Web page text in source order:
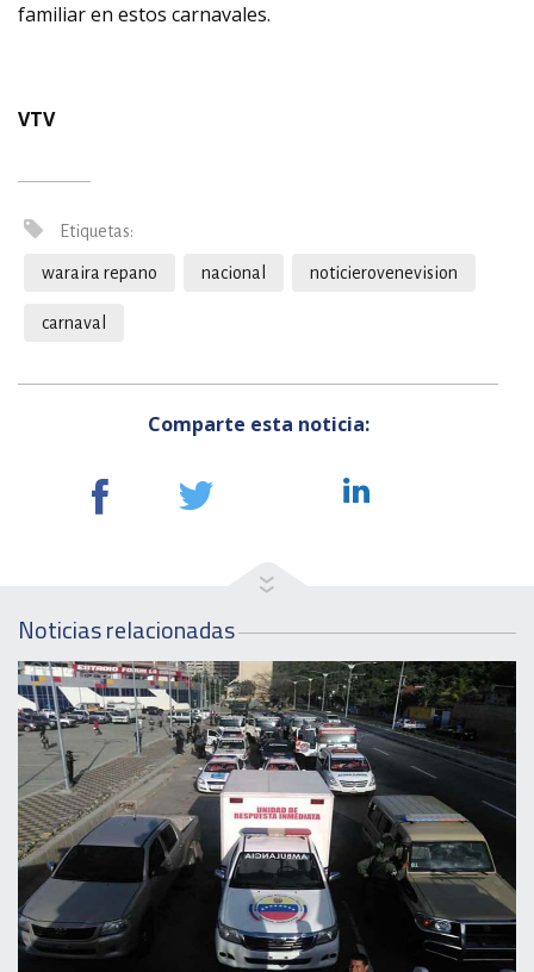
familiar en estos carnavales.
VTV
Etiquetas:
waraira repano nacional noticierovenevision
carnaval
Comparte esta noticia:
Noticias relacionadas